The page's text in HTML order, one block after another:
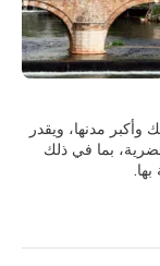
مدنها، ويقدر
الحضرية، بما في ذلك
والهرسك،